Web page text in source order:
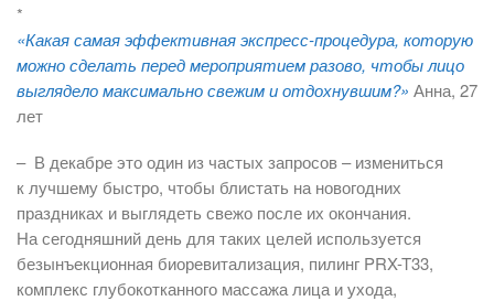
*
«Какая самая эффективная экспресс-процедура, которую
можно сделать перед мероприятием разово, чтобы лицо
выглядело максимально свежим и отдох­нувшим?» Анна, 27
лет
– В декабре это один из частых запросов – измениться
к лучшему быстро, чтобы блистать на новогодних
праздниках и выглядеть свежо после их окончания.
На сегодняшний день для таких целей используется
безынъекционная биоревитализация, пилинг PRX-T33,
комплекс глубокотканного массажа лица и ухода,